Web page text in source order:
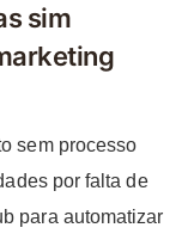
sim
sem processo
por falta de
para automatizar